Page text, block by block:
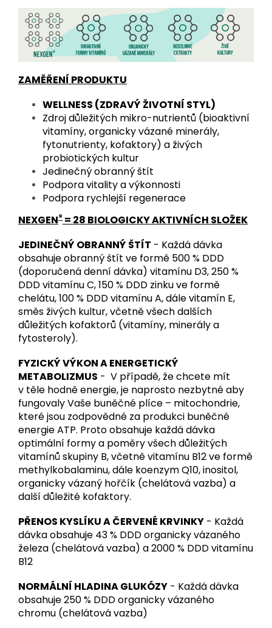
ZAMĚŘENÍ PRODUKTU
WELLNESS (ZDRAVÝ ŽIVOTNÍ STYL)
Zdroj důležitých mikro-nutrientů (bioaktivní
vitamíny, organicky vázané minerály,
fytonutrienty, kofaktory) a živých
probiotických kultur
Jedinečný obranný štít
Podpora vitality a výkonnosti
Podpora rychlejší regenerace
NEXGEN® = 28 BIOLOGICKY AKTIVNÍCH SLOŽEK
JEDINEČNÝ OBRANNÝ ŠTÍT - Každá dávka
obsahuje obranný štít ve formě 500 % DDD
(doporučená denní dávka) vitamínu D3, 250 %
DDD vitamínu C, 150 % DDD zinku ve formě
chelátu, 100 % DDD vitamínu A, dále vitamín E,
směs živých kultur, včetně všech dalších
důležitých kofaktorů (vitamíny, minerály a
fytosteroly).
FYZICKÝ VÝKON A ENERGETICKÝ
METABOLIZMUS - V případě, že chcete mít
v těle hodně energie, je naprosto nezbytné aby
fungovaly Vaše buněčné plíce – mitochondrie,
které jsou zodpovědné za produkci buněčné
energie ATP. Proto obsahuje každá dávka
optimální formy a poměry všech důležitých
vitamínů skupiny B, včetně vitamínu B12 ve formě
methylkobalaminu, dále koenzym Q10, inositol,
organicky vázaný hořčík (chelátová vazba) a
další důležité kofaktory.
PŘENOS KYSLÍKU A ČERVENÉ KRVINKY - Každá
dávka obsahuje 43 % DDD organicky vázaného
železa (chelátová vazba) a 2000 % DDD vitamínu
B12
NORMÁLNÍ HLADINA GLUKÓZY - Každá dávka
obsahuje 250 % DDD organicky vázaného
chromu (chelátová vazba)